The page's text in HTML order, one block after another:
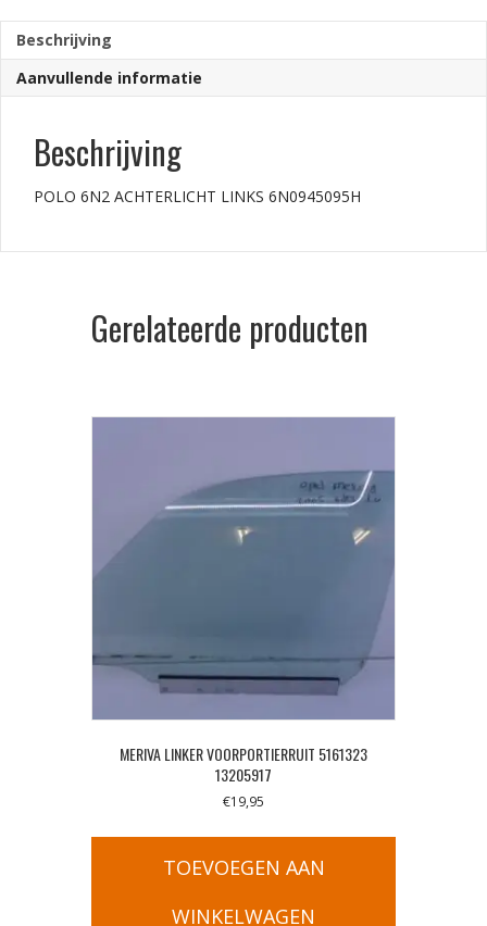
Beschrijving
Aanvullende informatie
Beschrijving
POLO 6N2 ACHTERLICHT LINKS 6N0945095H
Gerelateerde producten
MERIVA LINKER VOORPORTIERRUIT 5161323
13205917
€19,95
TOEVOEGEN AAN
WINKELWAGEN